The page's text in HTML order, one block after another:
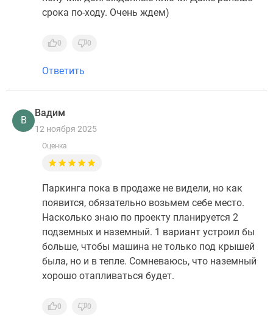
срока по-ходу. Очень ждем)
0 0
Ответить
В
Вадим
12 ноября 2025
Оценка
Паркинга пока в продаже не видели, но как
появится, обязательно возьмем себе место.
Насколько знаю по проекту планируется 2
подземных и наземный. 1 вариант устроил бы
больше, чтобы машина не только под крышей
была, но и в тепле. Сомневаюсь, что наземный
хорошо отапливаться будет.
0 0